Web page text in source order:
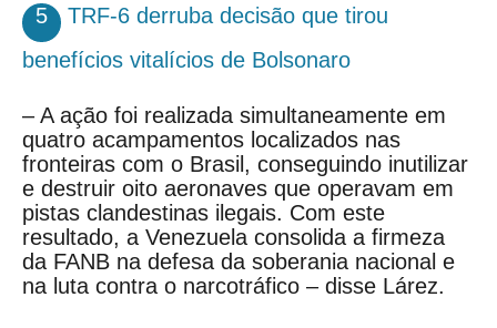
5
TRF-6 derruba decisão que tirou
benefícios vitalícios de Bolsonaro
– A ação foi realizada simultaneamente em
quatro acampamentos localizados nas
fronteiras com o Brasil, conseguindo inutilizar
e destruir oito aeronaves que operavam em
pistas clandestinas ilegais. Com este
resultado, a Venezuela consolida a firmeza
da FANB na defesa da soberania nacional e
na luta contra o narcotráfico – disse Lárez.